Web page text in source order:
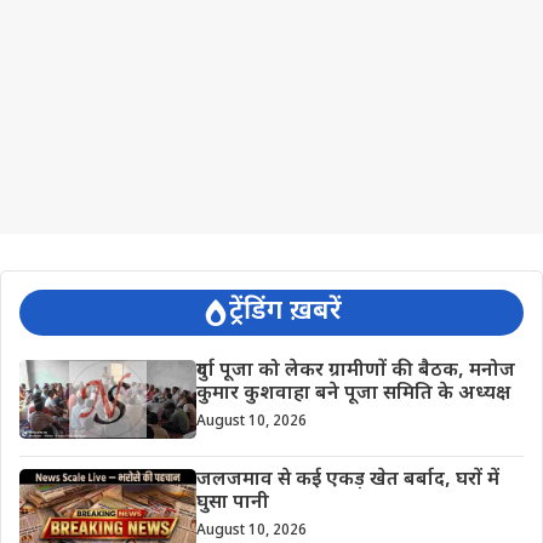
ट्रेंडिंग ख़बरें
दुर्गा पूजा को लेकर ग्रामीणों की बैठक, मनोज
कुमार कुशवाहा बने पूजा समिति के अध्यक्ष
August 10, 2026
जलजमाव से कई एकड़ खेत बर्बाद, घरों में
घुसा पानी
August 10, 2026